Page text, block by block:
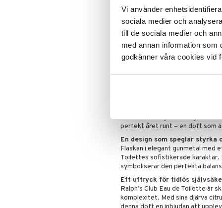
Vi använder
sociala medier och
till de sociala medier och
med annan information som
godkänner våra cookies vid
En elegant och fräsch
Ralph’s Club Eau de Toilette är
En balans mellan friskhet och
Ralph’s Club Eau de Toilette
mandarin och friskt äpple, vilket
modern och tidlös. Basen av
Designad för att vara både
Toilette smidigt från dag till natt.
perfekt året runt – en doft som
En design som speglar styrka
Flaskan i elegant gunmetal med
Toilettes sofistikerade karaktär.
symboliserar den perfekta
Ett uttryck för tidlös
Ralph’s Club Eau de Toilette är
komplexitet. Med sina djärva